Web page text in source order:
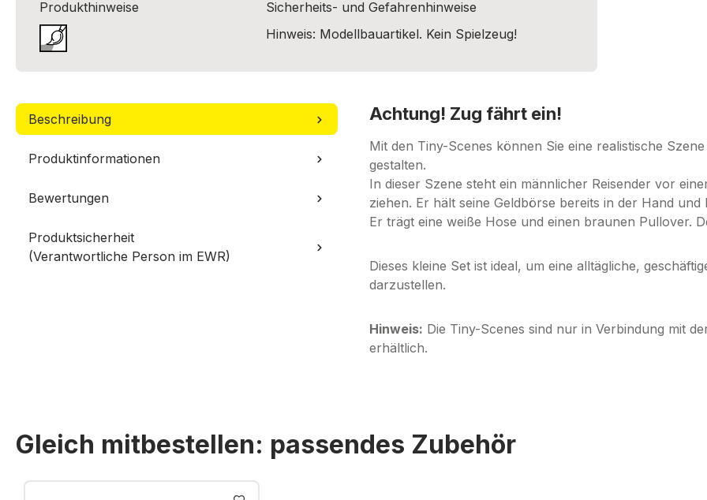
Produkthinweise
Sicherheits- und Gefahrenhinweise
Hinweis: Modellbauartikel. Kein Spielzeug!
Beschreibung
Produktinformationen
Bewertungen
Produktsicherheit
(Verantwortliche Person im EWR)
Achtung! Zug fährt ein!
Mit den Tiny-Scenes können Sie eine realistische
gestalten.
In dieser Szene steht ein männlicher Reisender vor
ziehen. Er hält seine Geldbörse bereits in der Hand
Er trägt eine weiße Hose und einen braunen Pullover.
Dieses kleine Set ist ideal, um eine alltägliche,
darzustellen.
Hinweis: Die Tiny-Scenes sind nur in Verbindung mit
erhältlich.
Gleich mitbestellen: passendes Zubehör
Produktgalerie überspringen